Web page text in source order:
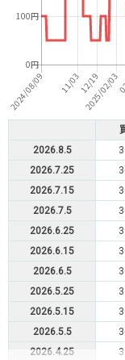
2026.8.5
2026.7.25
2026.7.15
2026.7.5
2026.6.25
2026.6.15
2026.6.5
2026.5.25
2026.5.15
2026.5.5
2026.4.25